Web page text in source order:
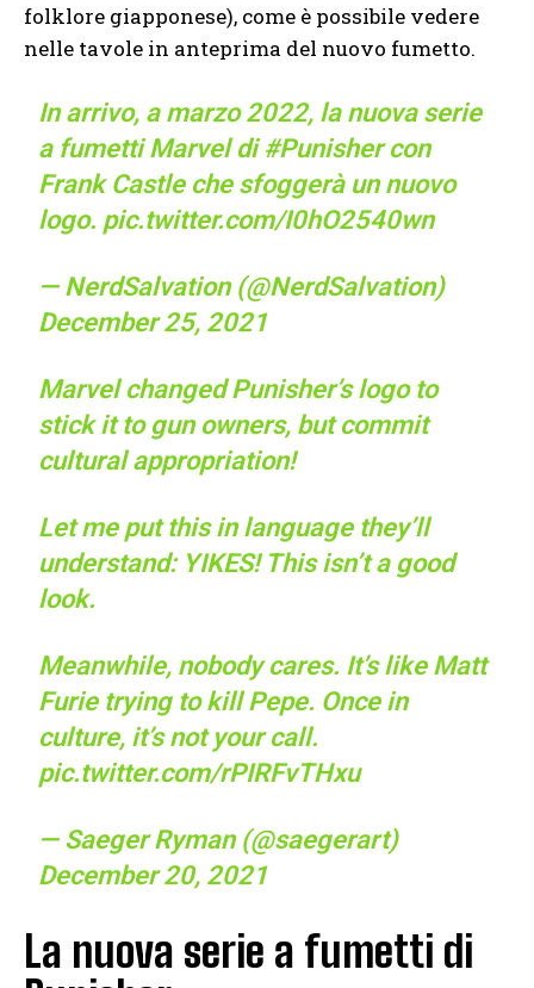
folklore giapponese), come è possibile vedere
nelle tavole in anteprima del nuovo fumetto.
In arrivo, a marzo 2022, la nuova serie
a fumetti Marvel di #Punishercon
Frank Castle che sfoggerà un nuovo
logo. pic.twitter.com/I0hO2540wn
— NerdSalvation (@NerdSalvation)
December 25, 2021
Marvel changed Punisher’s logo to
stick it to gun owners, but commit
cultural appropriation!
Let me put this in language they’ll
understand: YIKES! This isn’t a good
look.
Meanwhile, nobody cares. It’s like Matt
Furie trying to kill Pepe. Once in
culture, it’s not your call.
pic.twitter.com/rPIRFvTHxu
— Saeger Ryman (@saegerart)
December 20, 2021
La nuova serie a fumetti di